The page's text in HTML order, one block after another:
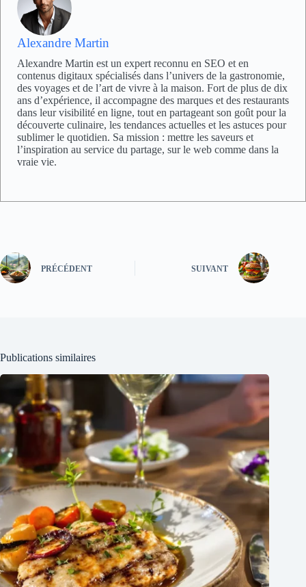
Alexandre Martin
Alexandre Martin est un expert reconnu en SEO et en
contenus digitaux spécialisés dans l’univers de la gastronomie,
des voyages et de l’art de vivre à la maison. Fort de plus de dix
ans d’expérience, il accompagne des marques et des restaurants
dans leur visibilité en ligne, tout en partageant son goût pour la
découverte culinaire, les tendances actuelles et les astuces pour
sublimer le quotidien. Sa mission : mettre les saveurs et
l’inspiration au service du partage, sur le web comme dans la
vraie vie.
PRÉCÉDENT SUIVANT
Publications similaires